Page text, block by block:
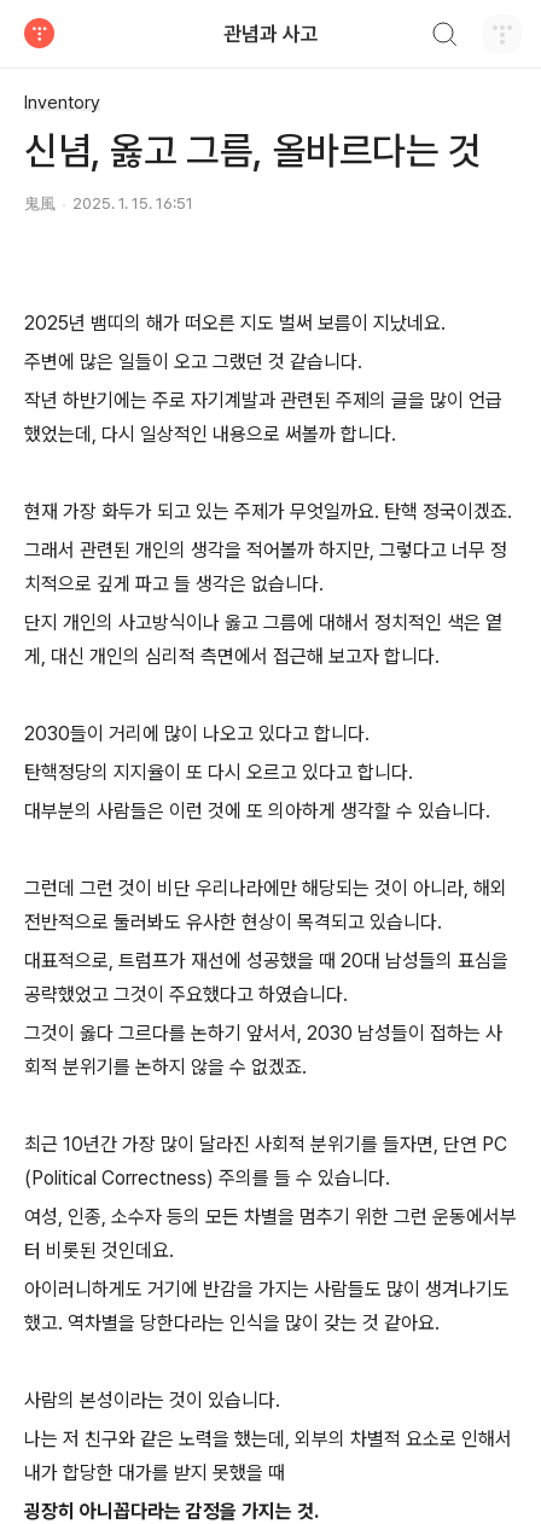
관념과 사고
Inventory
신념, 옳고 그름, 올바르다는 것
鬼風 2025. 1. 15. 16:51
2025년 뱀띠의 해가 떠오른 지도 벌써 보름이 지났네요.
주변에 많은 일들이 오고 그랬던 것 같습니다.
작년 하반기에는 주로 자기계발과 관련된 주제의 글을 많이 언급
했었는데, 다시 일상적인 내용으로 써볼까 합니다.
현재 가장 화두가 되고 있는 주제가 무엇일까요. 탄핵 정국이겠죠.
그래서 관련된 개인의 생각을 적어볼까 하지만, 그렇다고 너무 정
치적으로 깊게 파고 들 생각은 없습니다.
단지 개인의 사고방식이나 옳고 그름에 대해서 정치적인 색은 옅
게, 대신 개인의 심리적 측면에서 접근해 보고자 합니다.
2030들이 거리에 많이 나오고 있다고 합니다.
탄핵정당의 지지율이 또 다시 오르고 있다고 합니다.
대부분의 사람들은 이런 것에 또 의아하게 생각할 수 있습니다.
그런데 그런 것이 비단 우리나라에만 해당되는 것이 아니라, 해외
전반적으로 둘러봐도 유사한 현상이 목격되고 있습니다.
대표적으로, 트럼프가 재선에 성공했을 때 20대 남성들의 표심을
공략했었고 그것이 주요했다고 하였습니다.
그것이 옳다 그르다를 논하기 앞서서, 2030 남성들이 접하는 사
회적 분위기를 논하지 않을 수 없겠죠.
최근 10년간 가장 많이 달라진 사회적 분위기를 들자면, 단연 PC
(Political Correctness) 주의를 들 수 있습니다.
여성, 인종, 소수자 등의 모든 차별을 멈추기 위한 그런 운동에서부
터 비롯된 것인데요.
아이러니하게도 거기에 반감을 가지는 사람들도 많이 생겨나기도
했고. 역차별을 당한다라는 인식을 많이 갖는 것 같아요.
사람의 본성이라는 것이 있습니다.
나는 저 친구와 같은 노력을 했는데, 외부의 차별적 요소로 인해서
내가 합당한 대가를 받지 못했을 때
굉장히 아니꼽다라는 감정을 가지는 것.